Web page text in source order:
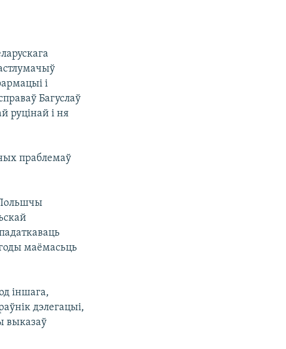
і
Багуслаў
руцінай і ня
праблемаў
Польшчы
маёмасьць
іншага,
дэлегацыі,
выказаў